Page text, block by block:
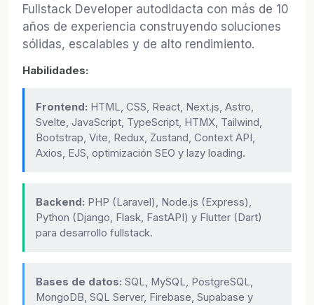
Fullstack Developer autodidacta con más de 10
años de experiencia construyendo soluciones
sólidas, escalables y de alto rendimiento.
Habilidades:
Frontend: HTML, CSS, React, Next.js, Astro,
Svelte, JavaScript, TypeScript, HTMX, Tailwind,
Bootstrap, Vite, Redux, Zustand, Context API,
Axios, EJS, optimización SEO y lazy loading.
Backend: PHP (Laravel), Node.js (Express),
Python (Django, Flask, FastAPI) y Flutter (Dart)
para desarrollo fullstack.
Bases de datos: SQL, MySQL, PostgreSQL,
MongoDB, SQL Server, Firebase, Supabase y